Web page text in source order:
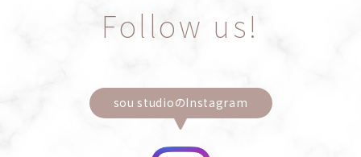
Follow us!
sou studioのInstagram